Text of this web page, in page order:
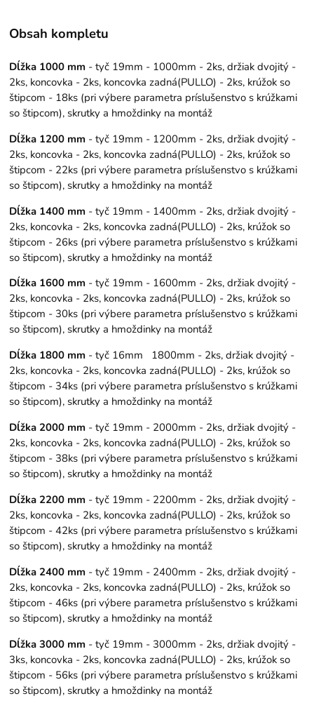
Obsah kompletu
Dĺžka 1000 mm - tyč 19mm - 1000mm - 2ks, držiak dvojitý -
2ks, koncovka - 2ks, koncovka zadná(PULLO) - 2ks, krúžok so
štipcom - 18ks (pri výbere parametra príslušenstvo s krúžkami
so štipcom), skrutky a hmoždinky na montáž
Dĺžka 1200 mm - tyč 19mm - 1200mm - 2ks, držiak dvojitý -
2ks, koncovka - 2ks, koncovka zadná(PULLO) - 2ks, krúžok so
štipcom - 22ks (pri výbere parametra príslušenstvo s krúžkami
so štipcom), skrutky a hmoždinky na montáž
Dĺžka 1400 mm - tyč 19mm - 1400mm - 2ks, držiak dvojitý -
2ks, koncovka - 2ks, koncovka zadná(PULLO) - 2ks, krúžok so
štipcom - 26ks (pri výbere parametra príslušenstvo s krúžkami
so štipcom), skrutky a hmoždinky na montáž
Dĺžka 1600 mm - tyč 19mm - 1600mm - 2ks, držiak dvojitý -
2ks, koncovka - 2ks, koncovka zadná(PULLO) - 2ks, krúžok so
štipcom - 30ks (pri výbere parametra príslušenstvo s krúžkami
so štipcom), skrutky a hmoždinky na montáž
Dĺžka 1800 mm - tyč 16mm 1800mm - 2ks, držiak dvojitý -
2ks, koncovka - 2ks, koncovka zadná(PULLO) - 2ks, krúžok so
štipcom - 34ks (pri výbere parametra príslušenstvo s krúžkami
so štipcom), skrutky a hmoždinky na montáž
Dĺžka 2000 mm - tyč 19mm - 2000mm - 2ks, držiak dvojitý -
2ks, koncovka - 2ks, koncovka zadná(PULLO) - 2ks, krúžok so
štipcom - 38ks (pri výbere parametra príslušenstvo s krúžkami
so štipcom), skrutky a hmoždinky na montáž
Dĺžka 2200 mm - tyč 19mm - 2200mm - 2ks, držiak dvojitý -
2ks, koncovka - 2ks, koncovka zadná(PULLO) - 2ks, krúžok so
štipcom - 42ks (pri výbere parametra príslušenstvo s krúžkami
so štipcom), skrutky a hmoždinky na montáž
Dĺžka 2400 mm - tyč 19mm - 2400mm - 2ks, držiak dvojitý -
2ks, koncovka - 2ks, koncovka zadná(PULLO) - 2ks, krúžok so
štipcom - 46ks (pri výbere parametra príslušenstvo s krúžkami
so štipcom), skrutky a hmoždinky na montáž
Dĺžka 3000 mm - tyč 19mm - 3000mm - 2ks, držiak dvojitý -
3ks, koncovka - 2ks, koncovka zadná(PULLO) - 2ks, krúžok so
štipcom - 56ks (pri výbere parametra príslušenstvo s krúžkami
so štipcom), skrutky a hmoždinky na montáž